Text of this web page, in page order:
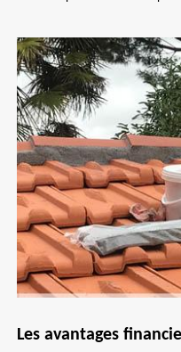
Les avantages